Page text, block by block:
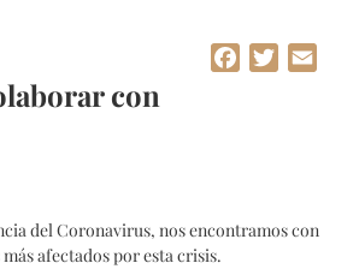
Facebook
Twitter
con
del Coronavirus, nos encontramos con
afectados por esta crisis.